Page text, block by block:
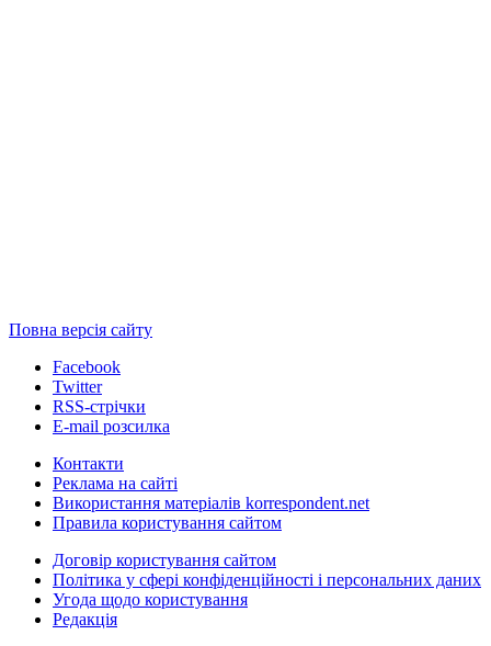
Повна версія сайту
Facebook
Twitter
RSS-стрічки
E-mail розсилка
Контакти
Реклама на сайті
Використання матеріалів korrespondent.net
Правила користування сайтом
Договір користування сайтом
Політика у сфері конфіденційності і персональних даних
Угода щодо користування
Редакція